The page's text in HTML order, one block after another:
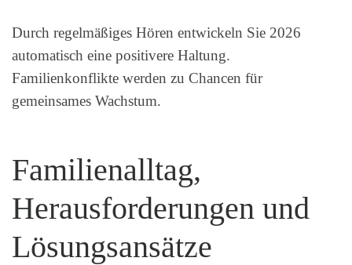
Durch regelmäßiges Hören entwickeln Sie 2026
automatisch eine positivere Haltung.
Familienkonflikte werden zu Chancen für
gemeinsames Wachstum.
Familienalltag,
Herausforderungen und
Lösungsansätze